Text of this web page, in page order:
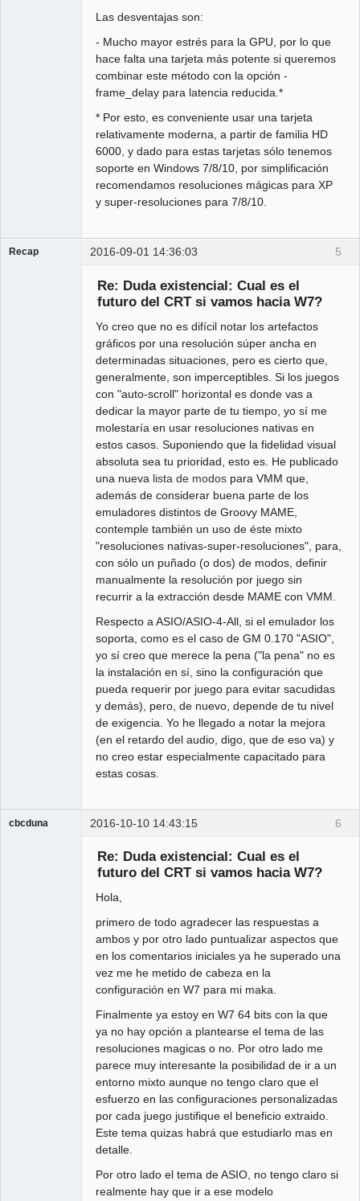
Las desventajas son:
- Mucho mayor estrés para la GPU, por lo que
hace falta una tarjeta más potente si queremos
combinar este método con la opción -
frame_delay para latencia reducida.*
* Por esto, es conveniente usar una tarjeta
relativamente moderna, a partir de familia HD
6000, y dado para estas tarjetas sólo tenemos
soporte en Windows 7/8/10, por simplificación
recomendamos resoluciones mágicas para XP
y super-resoluciones para 7/8/10.
5
Recap 2016-09-01 14:36:03
Re: Duda existencial: Cual es el
futuro del CRT si vamos hacia W7?
Yo creo que no es difícil notar los artefactos
gráficos por una resolución súper ancha en
determinadas situaciones, pero es cierto que,
generalmente, son imperceptibles. Si los juegos
con "auto-scroll" horizontal es donde vas a
dedicar la mayor parte de tu tiempo, yo sí me
molestaría en usar resoluciones nativas en
estos casos. Suponiendo que la fidelidad visual
absoluta sea tu prioridad, esto es. He publicado
una nueva lista de modos para VMM que,
además de considerar buena parte de los
emuladores distintos de Groovy MAME,
contemple también un uso de éste mixto
"resoluciones nativas-super-resoluciones", para,
con sólo un puñado (o dos) de modos, definir
manualmente la resolución por juego sin
recurrir a la extracción desde MAME con VMM.
Respecto a ASIO/ASIO-4-All, si el emulador los
soporta, como es el caso de GM 0.170 "ASIO",
yo sí creo que merece la pena ("la pena" no es
la instalación en sí, sino la configuración que
pueda requerir por juego para evitar sacudidas
y demás), pero, de nuevo, depende de tu nivel
de exigencia. Yo he llegado a notar la mejora
(en el retardo del audio, digo, que de eso va) y
no creo estar especialmente capacitado para
estas cosas.
6
cbcduna 2016-10-10 14:43:15
Re: Duda existencial: Cual es el
futuro del CRT si vamos hacia W7?
Hola,
primero de todo agradecer las respuestas a
ambos y por otro lado puntualizar aspectos que
en los comentarios iniciales ya he superado una
vez me he metido de cabeza en la
configuración en W7 para mi maka.
Finalmente ya estoy en W7 64 bits con la que
ya no hay opción a plantearse el tema de las
resoluciones magicas o no. Por otro lado me
parece muy interesante la posibilidad de ir a un
entorno mixto aunque no tengo claro que el
esfuerzo en las configuraciones personalizadas
por cada juego justifique el beneficio extraido.
Este tema quizas habrá que estudiarlo mas en
detalle.
Por otro lado el tema de ASIO, no tengo claro si
realmente hay que ir a ese modelo